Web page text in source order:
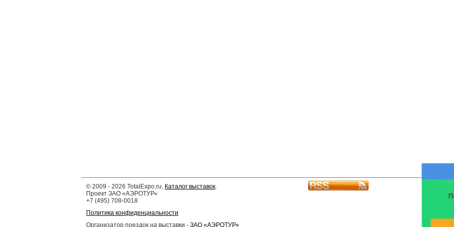
© 2009 - 2026 TotalExpo.ru, Каталог выставок.
Проект ЗАО «АЭРОТУР»
+7 (495) 708-0018
Политика конфиденциальности
Организатор поездок на выставки - ЗАО «АЭРОТУР»